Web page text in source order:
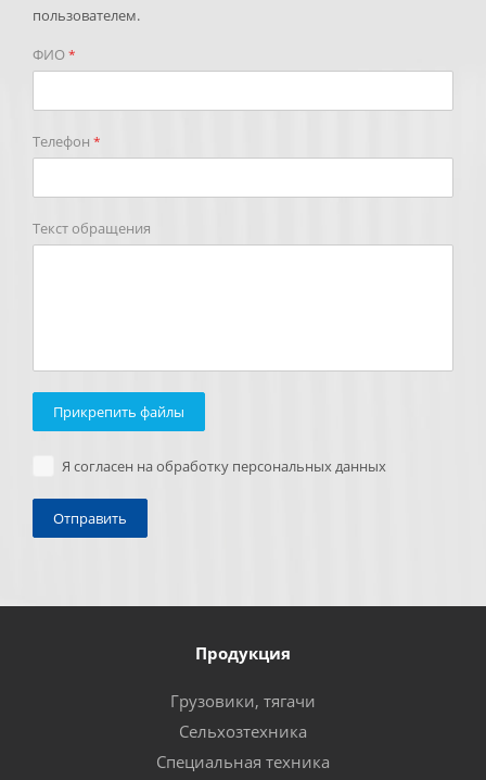
пользователем.
ФИО*
Телефон *
Текст обращения
Прикрепить файлы
Я согласен на обработку персональных данных
Продукция
Грузовики, тягачи
Сельхозтехника
Специальная техника